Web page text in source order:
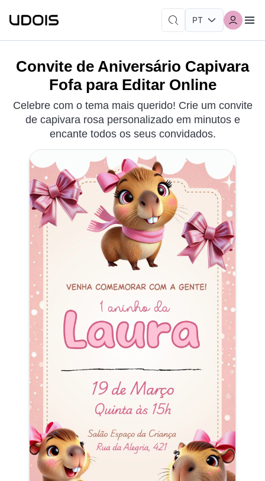
Convite de Aniversário Capivara
Fofa para Editar Online
Celebre com o tema mais querido! Crie um convite
de capivara rosa personalizado em minutos e
encante todos os seus convidados.